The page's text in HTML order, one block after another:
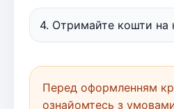
4. Отримайте кошти на
Перед оформленням
ознайомтесь з